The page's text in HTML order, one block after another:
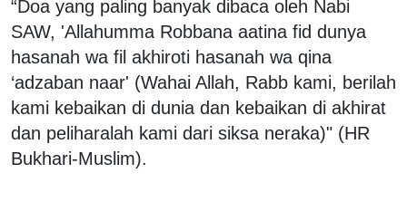
“Doa yang paling banyak dibaca oleh Nabi
SAW, 'Allahumma Robbana aatina fid dunya
hasanah wa fil akhiroti hasanah wa qina
‘adzaban naar' (Wahai Allah, Rabb kami, berilah
kami kebaikan di dunia dan kebaikan di akhirat
dan peliharalah kami dari siksa neraka)" (HR
Bukhari-Muslim).